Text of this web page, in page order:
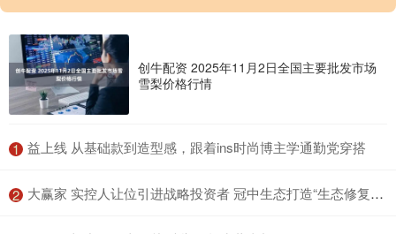
创牛配资 2025年11月2日全国主要批发市场
雪梨价格行情
1 ​益上线 从基础款到造型感，跟着ins时尚博主学通勤党穿搭
2 ​大赢家 实控人让位引进战略投资者 冠中生态打造“生态修复+财税数智化”双主业